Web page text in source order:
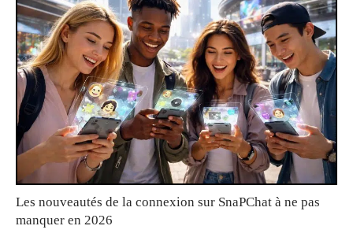
Les nouveautés de la connexion sur SnaPChat à ne pas
manquer en 2026